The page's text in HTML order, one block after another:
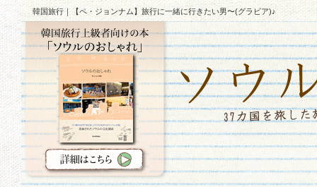
韓国旅行｜【ペ・ジョンナム】旅行に一緒に行きたい男〜(グラビア)♪